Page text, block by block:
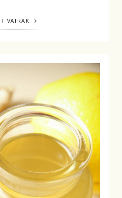
VAIRĀK